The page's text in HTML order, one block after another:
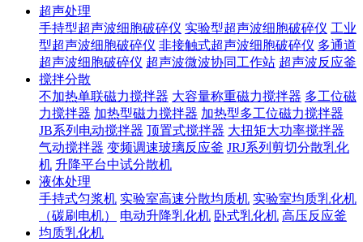
超声处理
手持型超声波细胞破碎仪 实验型超声波细胞破碎仪 工业
型超声波细胞破碎仪 非接触式超声波细胞破碎仪 多通道
超声波细胞破碎仪 超声波微波协同工作站 超声波反应釜
搅拌分散
不加热单联磁力搅拌器 大容量称重磁力搅拌器 多工位磁
力搅拌器 加热型磁力搅拌器 加热型多工位磁力搅拌器
JB系列电动搅拌器 顶置式搅拌器 大扭矩大功率搅拌器
气动搅拌器 变频调速玻璃反应釜 JRJ系列剪切分散乳化
机 升降平台中试分散机
液体处理
手持式匀浆机 实验室高速分散均质机 实验室均质乳化机
（碳刷电机）
电动升降乳化机 卧式乳化机 高压反应釜
均质乳化机